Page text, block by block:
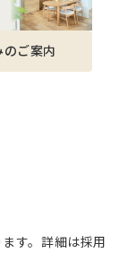
ご案内
テリア雑貨 ＃
す。詳細は採用